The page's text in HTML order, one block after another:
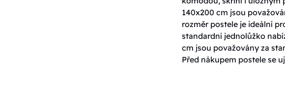
140x200 cm jsou
rozměr postele je ideální
standardní jednolůžko
cm jsou považovány za
Před nákupem postele se